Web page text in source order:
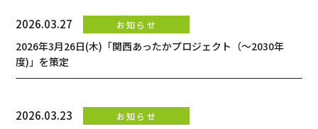
2026.03.27
2026年3月26日(木)「関西あったかプロジェクト（～2030年
度)」を策定
2026.03.23